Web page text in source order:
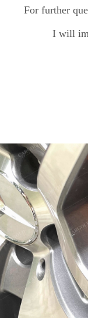
For further
I will